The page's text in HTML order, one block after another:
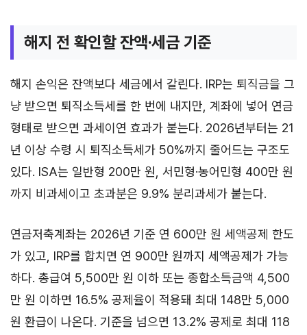
해지 전 확인할 잔액·세금 기준
해지 손익은 잔액보다 세금에서 갈린다. IRP는 퇴직금을 그
냥 받으면 퇴직소득세를 한 번에 내지만, 계좌에 넣어 연금
형태로 받으면 과세이연 효과가 붙는다. 2026년부터는 21
년 이상 수령 시 퇴직소득세가 50%까지 줄어드는 구조도
있다. ISA는 일반형 200만 원, 서민형·농어민형 400만 원
까지 비과세이고 초과분은 9.9% 분리과세가 붙는다.
연금저축계좌는 2026년 기준 연 600만 원 세액공제 한도
가 있고, IRP를 합치면 연 900만 원까지 세액공제가 가능
하다. 총급여 5,500만 원 이하 또는 종합소득금액 4,500
만 원 이하면 16.5% 공제율이 적용돼 최대 148만 5,000
원 환급이 나온다. 기준을 넘으면 13.2% 공제로 최대 118